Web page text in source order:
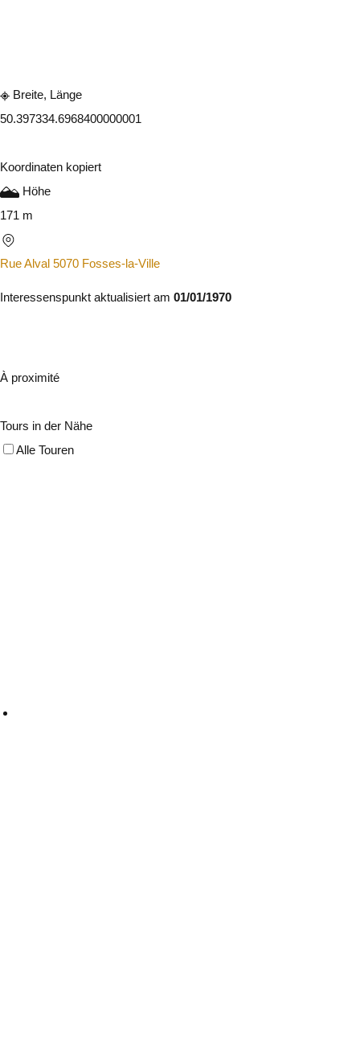
Breite, Länge
50.397334.6968400000001
Koordinaten kopiert
Höhe
171 m
Rue Alval 5070 Fosses-la-Ville
Interessenspunkt aktualisiert am 01/01/1970
À proximité
Tours in der Nähe
Alle Touren